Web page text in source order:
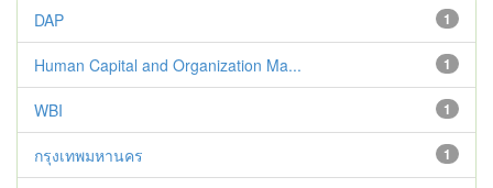
1
DAP
1
Human Capital and Organization Ma...
1
WBI
1
กรุงเทพมหานคร